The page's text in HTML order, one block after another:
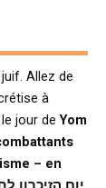
Allez de
à
le jour deYom
– en